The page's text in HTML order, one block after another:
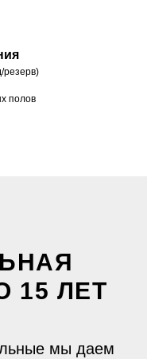
резерв)
полов
15 ЛЕТ
мы даем